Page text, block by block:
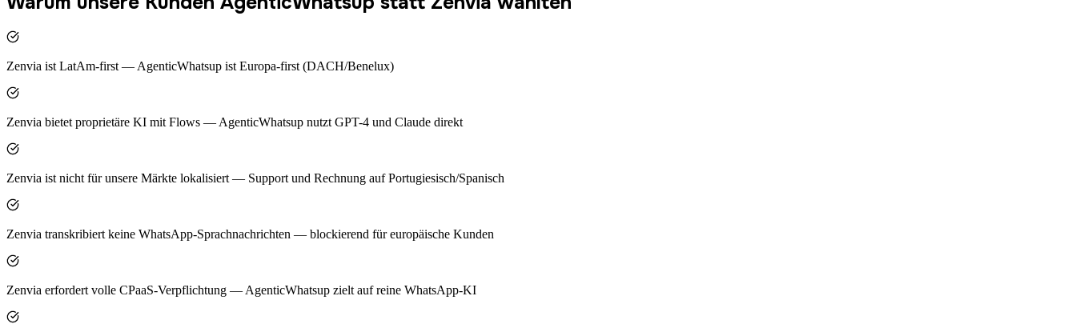
Zenvia ist LatAm-first — AgenticWhatsup ist Europa-first (DACH/Benelux)
Zenvia bietet proprietäre KI mit Flows — AgenticWhatsup nutzt GPT-4 und Claude direkt
Zenvia ist nicht für unsere Märkte lokalisiert — Support und Rechnung auf Portugiesisch/Spanisch
Zenvia transkribiert keine WhatsApp-Sprachnachrichten — blockierend für europäische Kunden
Zenvia erfordert volle CPaaS-Verpflichtung — AgenticWhatsup zielt auf reine WhatsApp-KI